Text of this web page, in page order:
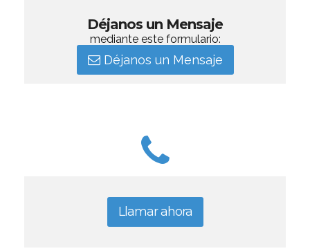
Déjanos un Mensaje
mediante este formulario:
Déjanos un Mensaje
Llamar ahora